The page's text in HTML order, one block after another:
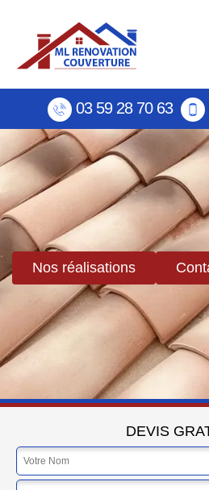
03 59 28 70 63
Nos réalisations
DEVIS